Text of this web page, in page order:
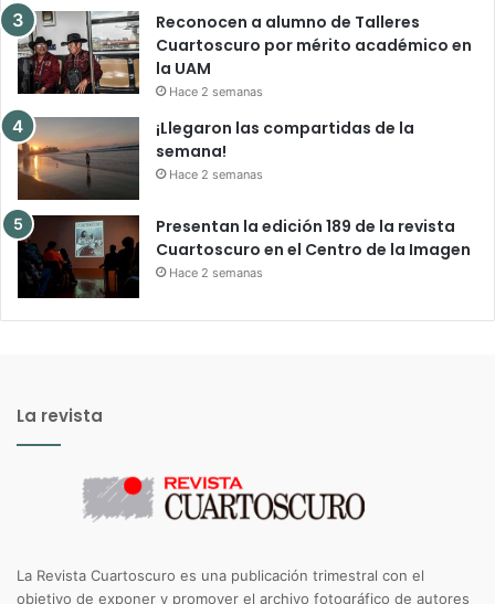
Reconocen a alumno de Talleres
Cuartoscuro por mérito académico en
la UAM
Hace 2 semanas
¡Llegaron las compartidas de la
semana!
Hace 2 semanas
Presentan la edición 189 de la revista
Cuartoscuro en el Centro de la Imagen
Hace 2 semanas
La revista
La Revista Cuartoscuro es una publicación trimestral con el
objetivo de exponer y promover el archivo fotográfico de autores